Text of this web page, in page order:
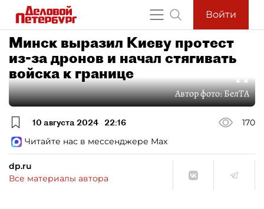
Войти
Минск выразил Киеву протест
из-за дронов и начал стягивать
войска к границе
Автор фото:БелТА
10 августа 2024 22:16
170
Читайте нас в мессенджере Max
dp.ru
Все материалы автора